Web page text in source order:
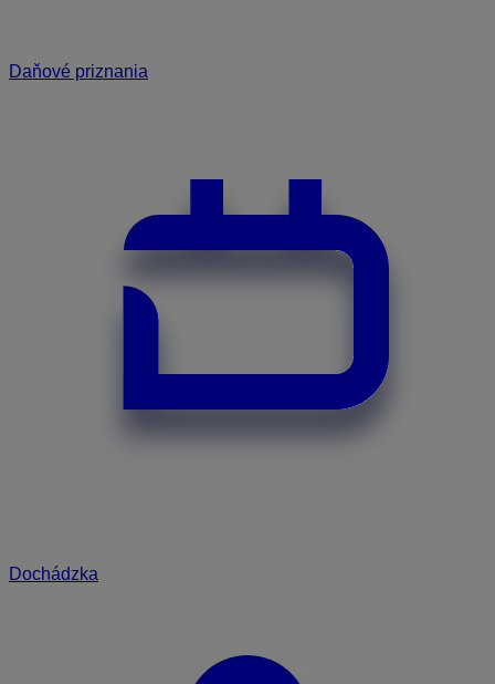
Daňové priznania
Dochádzka